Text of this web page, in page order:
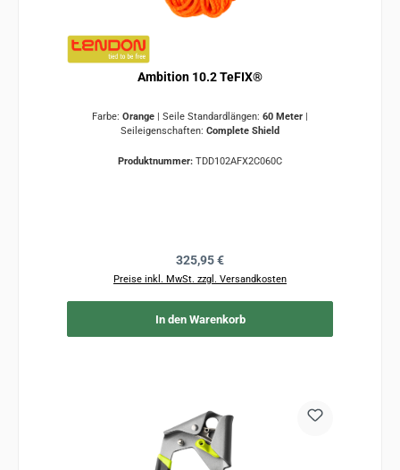
Ambition 10.2 TeFIX®
Farbe: Orange | Seile Standardlängen: 60 Meter |
Seileigenschaften: Complete Shield
Produktnummer: TDD102AFX2C060C
Regulärer Preis:
325,95 €
Preise inkl. MwSt. zzgl. Versandkosten
In den Warenkorb